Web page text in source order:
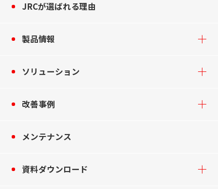
JRCが選ばれる理由
製品情報
ソリューション
改善事例
メンテナンス
資料ダウンロード